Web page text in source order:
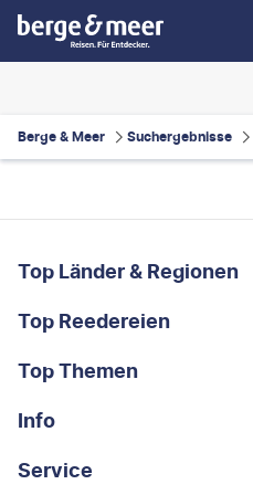
Berge & Meer Suchergebnisse
Footer navigation
Top Länder & Regionen
Portugal
Albanien
Griechenland
Top Reedereien
AIDA
MSC Cruises
Costa Kreuzfahrten
Top Themen
Rundreisen
Kleingruppen-Rundreisen
Info
Über uns
Service